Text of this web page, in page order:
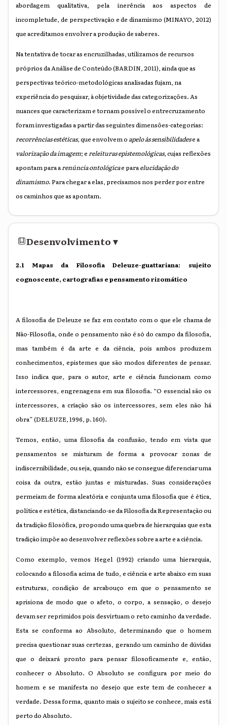
abordagem qualitativa, pela inerência aos aspectos de
incompletude, de perspectivação e de dinamismo (MINAYO, 2012)
que acreditamos envolver a produção de saberes.
Na tentativa de tocar as encruzilhadas, utilizamos de recursos
próprios da Análise de Conteúdo (BARDIN, 2011), ainda que as
perspectivas teórico-metodológicas analisadas fujam, na
experiência do pesquisar, à objetividade das categorizações. As
nuances que caracterizam e tornam possível o entrecruzamento
foram investigadas a partir das seguintes dimensões-categorias:
recorrências estéticas, que envolvem o apelo às sensibilidadese a
valorização da imagem; ereleituras epistemológicas, cujas reflexões
apontam para arenúncia ontológicae paraelucidação do
dinamismo. Para chegar a elas, precisamos nos perder por entre
os caminhos que as apontam.
Desenvolvimento▾
2.1 Mapas da Filosofia Deleuze-guattariana: sujeito
cognoscente, cartografias e pensamento rizomático
A filosofia de Deleuze se faz em contato com o que ele chama de
Não-Filosofia, onde o pensamento não é só do campo da filosofia,
mas também é da arte e da ciência, pois ambos produzem
conhecimentos, epistemes que são modos diferentes de pensar.
Isso indica que, para o autor, arte e ciência funcionam como
intercessores, engrenagens em sua filosofia. “O essencial são os
intercessores, a criação são os intercessores, sem eles não há
obra” (DELEUZE, 1996, p. 160).
Temos, então, uma filosofia da confusão, tendo em vista que
pensamentos se misturam de forma a provocar zonas de
indiscernibilidade, ou seja, quando não se consegue diferenciar uma
coisa da outra, estão juntas e misturadas. Suas considerações
permeiam de forma aleatória e conjunta uma filosofia que é ética,
política e estética, distanciando-se da Filosofia da Representação ou
da tradição filosófica, propondo uma quebra de hierarquias que esta
tradição impõe ao desenvolver reflexões sobre a arte e a ciência.
Como exemplo, vemos Hegel (1992) criando uma hierarquia,
colocando a filosofia acima de tudo, e ciência e arte abaixo em suas
estruturas, condição de arcabouço em que o pensamento se
aprisiona de modo que o afeto, o corpo, a sensação, o desejo
devam ser reprimidos pois desvirtuam o reto caminho da verdade.
Esta se conforma ao Absoluto, determinando que o homem
precisa questionar suas certezas, gerando um caminho de dúvidas
que o deixará pronto para pensar filosoficamente e, então,
conhecer o Absoluto. O Absoluto se configura por meio do
homem e se manifesta no desejo que este tem de conhecer a
verdade. Dessa forma, quanto mais o sujeito se conhece, mais está
perto do Absoluto.